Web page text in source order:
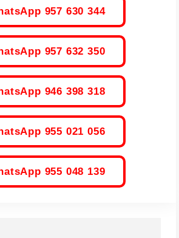
957 630 344
957 632 350
946 398 318
955 021 056
955 048 139